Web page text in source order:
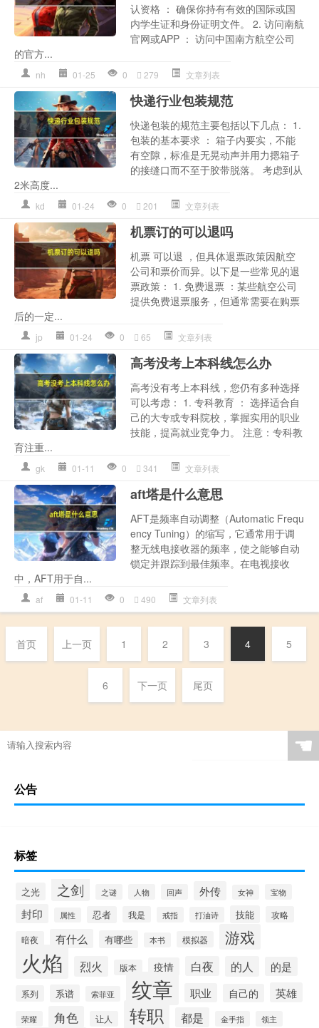
认资格 ： 确保你持有有效的国际或国
内学生证和身份证明文件。 2. 访问南航
官网或APP ： 访问中国南方航空公司
的官方...
nh 01-25 0 279 文章列表
快递行业包装规范
快递包装的规范主要包括以下几点： 1.
包装的基本要求 ： 箱子内要实，不能
有空隙，标准是无晃动声并用力摁箱子
的接缝口而不至于胶带脱落。 考虑到从
2米高度...
kd 01-24 0 201 文章列表
机票订的可以退吗
机票 可以退 ，但具体退票政策因航空
公司和票价而异。以下是一些常见的退
票政策： 1. 免费退票 ：某些航空公司
提供免费退票服务，但通常需要在购票
后的一定...
jp 01-24 0 65 文章列表
高考没考上本科线怎么办
高考没有考上本科线，您仍有多种选择
可以考虑： 1. 专科教育 ： 选择适合自
己的大专或专科院校，掌握实用的职业
技能，提高就业竞争力。 注意：专科教
育注重...
gk 01-11 0 341 文章列表
aft塔是什么意思
AFT是频率自动调整（Automatic Frequ
ency Tuning）的缩写，它通常用于调
整无线电接收器的频率，使之能够自动
锁定并跟踪到最佳频率。在电视接收
中，AFT用于自...
af 01-11 0 490 文章列表
首页 上一页 1 2 3 4 5
6 下一页 尾页
☚
公告
标签
之光 之剑 之谜 人物 回声 外传 女神 宝物
封印 属性 忍者 我是 戒指 打油诗 技能 攻略
暗夜 有什么 有哪些 本书 模拟器 游戏
火焰 烈火 版本 疫情 白夜 的人 的是
系列 系谱 索菲亚 纹章 职业 自己的 英雄
荣耀 角色 让人 转职 都是 金手指 领主